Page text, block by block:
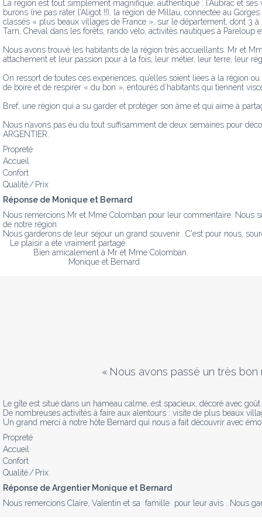
La région est tout simplement magnifique, authentique : l’Aubrac et
burons (ne pas rater l’Aligot !!), la région de Millau, connectée au
classés « plus beaux villages de France », sur le département, dont 3
Tarn, Cheval dans les forêts, rando vélo, activités nautiques à Pareloup
Nous avons trouvé les habitants de la région très accueillants. Mr et
attachement et leur passion pour à la fois, leur métier, leur terre, leur
On ressort de toutes ces expériences, qu’elles soient liées à la région
de boire et de respirer « du bon », entourés d’habitants qui tiennent
Bref, une région qui a su garder et protéger son âme et qui aime à
Nous n’avons pas eu du tout suffisamment de deux semaines pour
ARGENTIER.
Propreté
Accueil
Confort
Qualité / Prix
Réponse de Monique et Bernard
Nous remercions Mr et Mme Colomban pour leur commentaire. Nous
de notre région.
Nous garderons de leur séjour un grand souvenir.. C'est pour nous,
                            Monique et Bernard
« Nous avons passé un très bon
Le gîte est situé dans un hameau calme, est spacieux, décoré avec
De nombreuses activités à faire aux alentours : visite de plus beaux
Un grand merci à notre hôte Bernard qui nous a fait découvrir avec
Propreté
Accueil
Confort
Qualité / Prix
Réponse de Argentier Monique et Bernard
Nous remercions Claire, Valentin et sa  famille  pour leur avis . Nous